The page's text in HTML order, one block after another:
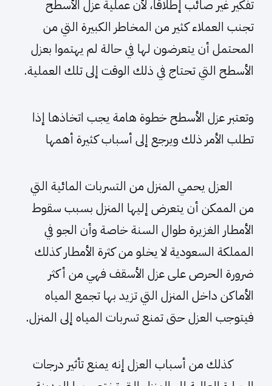
تفكير غير صائب إطلاقاً، لأن عملية عزل الأسطح
تجنب العملاء كثير من المخاطر الكبيرة التي من
المحتمل أن يتعرضون لها في حالة لم يهتموا بعزل
الأسطح التي تحتاج في ذلك الوقت إلى تلك العملية.
وتعتبر عزل الأسطح خطوة هامة يجب اتخاذها إذا
تطلب الأمر ذلك ويرجع إلى أسباب كثيرة أهمها
العزل يحمي المنزل من التسربات المائية التي
من الممكن أن يتعرض إليها المنزل بسبب سقوط
الأمطار الغزيرة طوال السنة خاصة وأن الجو في
المملكة السعودية لا يخلو من كثرة الأمطار كذلك
ضرورة الحرص على عزل الأسقف فهي من أكثر
الأماكن داخل المنزل التي تزيد بها تجمع المياه
فيتوجب العزل حتى تمنع تسربات المياه إلى المنزل.
كذلك من أسباب العزل إنه يمنع تأثير درجات